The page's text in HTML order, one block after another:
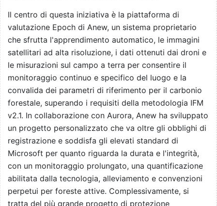
Il centro di questa iniziativa è la piattaforma di
valutazione Epoch di Anew, un sistema proprietario
che sfrutta l'apprendimento automatico, le immagini
satellitari ad alta risoluzione, i dati ottenuti dai droni e
le misurazioni sul campo a terra per consentire il
monitoraggio continuo e specifico del luogo e la
convalida dei parametri di riferimento per il carbonio
forestale, superando i requisiti della metodologia IFM
v2.1. In collaborazione con Aurora, Anew ha sviluppato
un progetto personalizzato che va oltre gli obblighi di
registrazione e soddisfa gli elevati standard di
Microsoft per quanto riguarda la durata e l'integrità,
con un monitoraggio prolungato, una quantificazione
abilitata dalla tecnologia, alleviamento e convenzioni
perpetui per foreste attive. Complessivamente, si
tratta del più grande progetto di protezione